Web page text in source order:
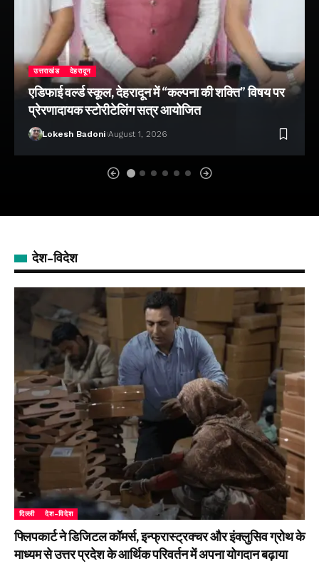
उत्तराखंड देहरादून
एडिफाई वर्ल्ड स्कूल, देहरादून में “कल्पना की शक्ति” विषय पर
प्रेरणादायक स्टोरीटेलिंग सत्र आयोजित
Lokesh Badoni August 1, 2026
देश-विदेश
दिल्ली देश-विदेश
फ्लिपकार्ट ने डिजिटल कॉमर्स, इन्फ्रास्ट्रक्चर और इंक्लुसिव ग्रोथ के
माध्यम से उत्तर प्रदेश के आर्थिक परिवर्तन में अपना योगदान बढ़ाया